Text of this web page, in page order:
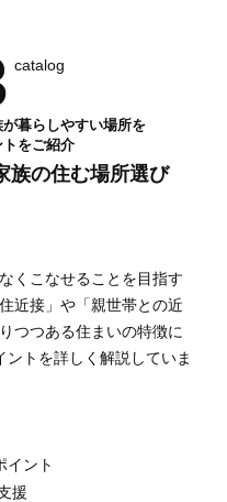
catalog
暮らしやすい場所を
をご紹介
族の住む場所選び
くこなせることを目指す
近接」や「親世帯との近
つつある住まいの特徴に
トを詳しく解説していま
イント
援